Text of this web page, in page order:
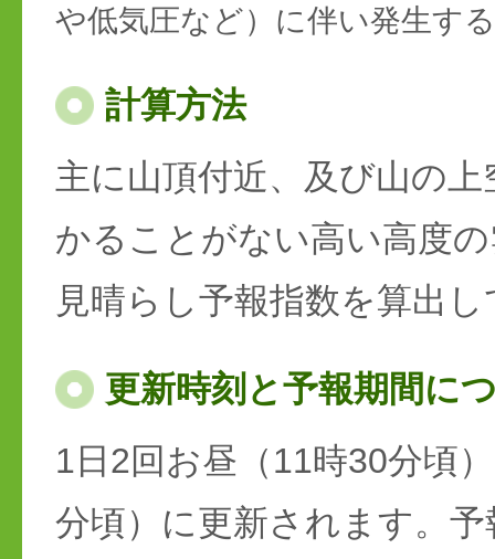
や低気圧など）に伴い発生す
計算方法
主に山頂付近、及び山の
かることがない高い高度
見晴らし予報指数を算出
更新時刻と予報期間に
1日2回お昼（11時30分頃
分頃）に更新されます。